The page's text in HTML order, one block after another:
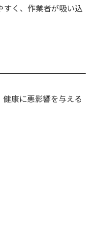
く、作業者が吸い込
康に悪影響を与える